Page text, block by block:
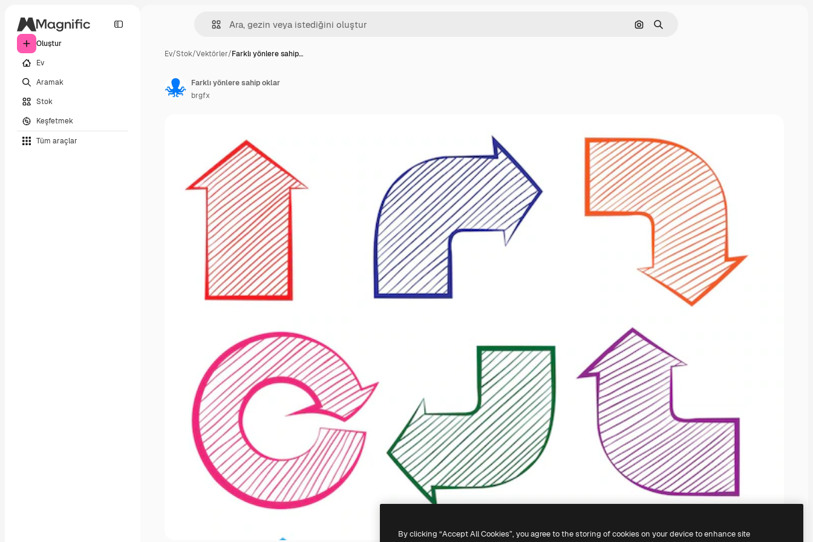
Oluştur
Ev
Aramak
Stok
Keşfetmek
Tüm araçlar
Görüntüyle ara
Aramak
Ev/Stok/Vektörler/Farklı yönlere sahip…
Farklı yönlere sahip oklar
brgfx
By clicking “Accept All Cookies”, you agree to the storing of cookies on your device to enhance site